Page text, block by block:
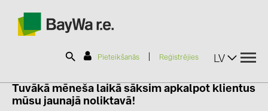
Pieteikšanās Reģistrējies LV
SOLAR-PLANIT
Tuvākā mēneša laikā sāksim apkalpot klientus
mūsu jaunajā noliktavā!